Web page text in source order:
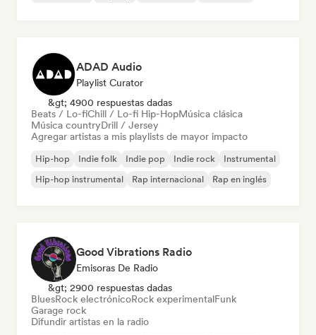
ADAD Audio
Playlist Curator
&gt; 4900 respuestas dadas
Beats / Lo-fiChill / Lo-fi Hip-HopMúsica clásica
Música countryDrill / Jersey
Agregar artistas a mis playlists de mayor impacto
Hip-hop Indie folk Indie pop Indie rock
Instrumental
Hip-hop instrumental
Rap internacional Rap en inglés
Good Vibrations Radio
Emisoras De Radio
&gt; 2900 respuestas dadas
BluesRock electrónicoRock experimentalFunk
Garage rock
Difundir artistas en la radio